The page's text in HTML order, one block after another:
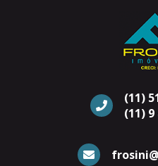
(11)
(11) 9